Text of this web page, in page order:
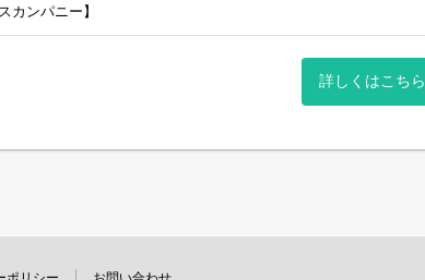
せて頂いております。
般就労を目指す、または高い工賃を目指すサービス。
する力、 働く力などを身につけるサービス。
ンパニー】
詳しくはこちら